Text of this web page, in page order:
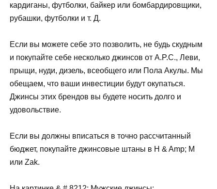
кардиганы, футболки, байкер или бомбардировщики,
рубашки, футболки и т. Д.
Если вы можете себе это позволить, не будь скудным
и покупайте себе несколько джинсов от A.P.C., Леви,
прыщи, нуди, дизель, всеобщего или Пола Акулы. Мы
обещаем, что ваши инвестиции будут окупаться.
Джинсы этих брендов вы будете носить долго и
удовольствие.
Если вы должны вписаться в точно рассчитанный
бюджет, покупайте джинсовые штаны в H & Amp; M
или Zak.